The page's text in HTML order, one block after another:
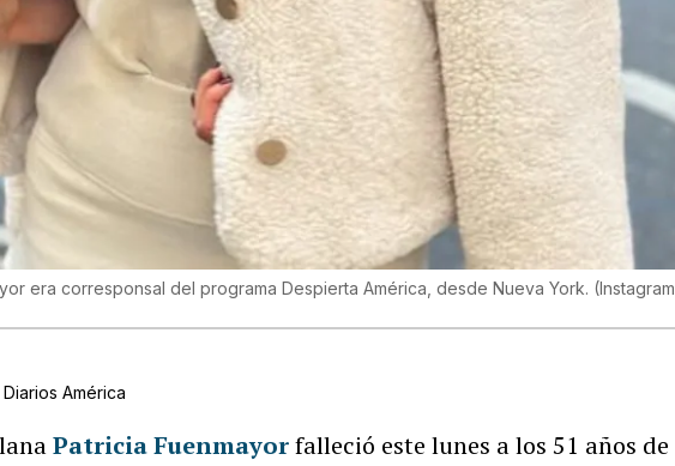
era corresponsal del programa Despierta América, desde Nueva York. (Instagram
América
Patricia Fuenmayorfalleció este lunes a los 51 años de